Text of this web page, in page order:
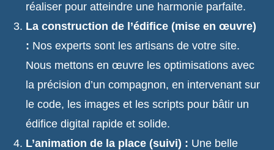
réaliser pour atteindre une harmonie parfaite.
La construction de l’édifice (mise en œuvre)
: Nos experts sont les artisans de votre site.
Nous mettons en œuvre les optimisations avec
la précision d’un compagnon, en intervenant sur
le code, les images et les scripts pour bâtir un
édifice digital rapide et solide.
L’animation de la place (suivi) : Une belle